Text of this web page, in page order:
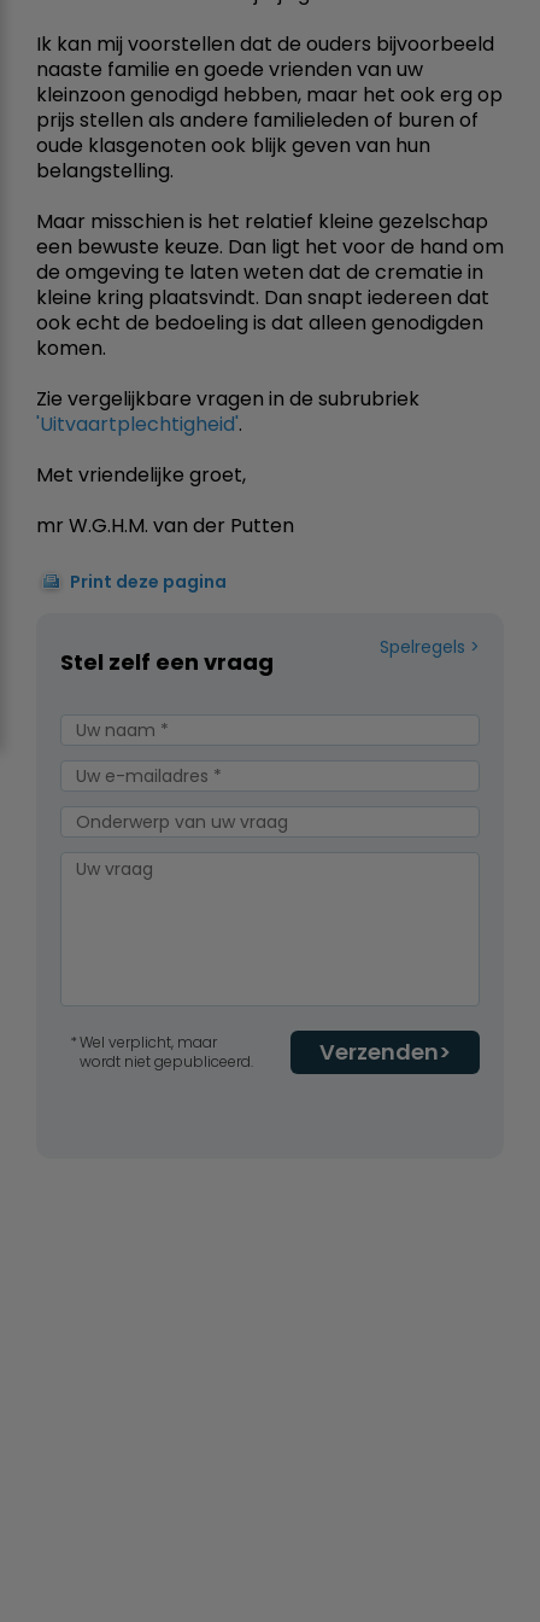
Ik kan mij voorstellen dat de ouders bijvoorbeeld
naaste familie en goede vrienden van uw
kleinzoon genodigd hebben, maar het ook erg op
prijs stellen als andere familieleden of buren of
oude klasgenoten ook blijk geven van hun
belangstelling.
Maar misschien is het relatief kleine gezelschap
een bewuste keuze. Dan ligt het voor de hand om
de omgeving te laten weten dat de crematie in
kleine kring plaatsvindt. Dan snapt iedereen dat
ook echt de bedoeling is dat alleen genodigden
komen.
Zie vergelijkbare vragen in de subrubriek
'Uitvaartplechtigheid'.
Met vriendelijke groet,
mr W.G.H.M. van der Putten
Print deze pagina
Spelregels
Stel zelf een vraag
Verzenden
Wel verplicht, maar
wordt niet gepubliceerd.